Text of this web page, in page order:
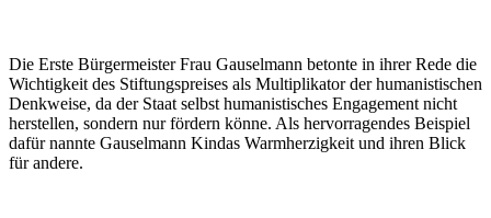
Die Erste Bürgermeister Frau Gauselmann betonte in ihrer Rede die
Wichtigkeit des Stiftungspreises als Multiplikator der humanistischen
Denkweise, da der Staat selbst humanistisches Engagement nicht
herstellen, sondern nur fördern könne. Als hervorragendes Beispiel
dafür nannte Gauselmann Kindas Warmherzigkeit und ihren Blick
für andere.